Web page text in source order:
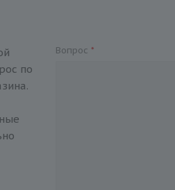
по
Вопрос *